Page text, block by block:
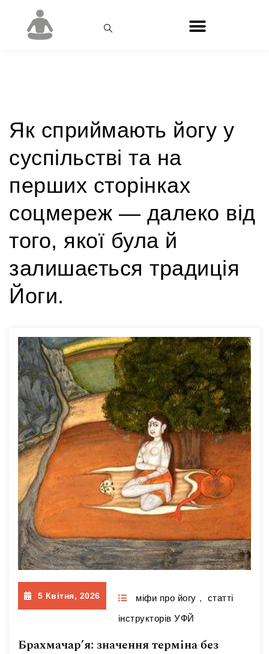
Як сприймають йогу у
суспільстві та на
перших сторінках
соцмереж — далеко від
того, якої була й
залишається традиція
Йоги.
5 Квітня, 2026 міфи про йогу ,
статті
інструкторів УФЙ
Брахмачар’я: значення терміна без